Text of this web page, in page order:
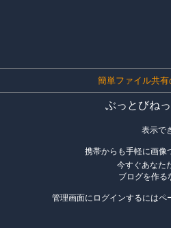
簡単ファイル共
ぶっとびね
表示で
携帯からも手軽に画像
今すぐあなた
ブログを作る
管理画面にログインするにはペ